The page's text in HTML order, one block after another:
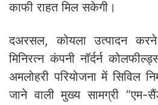
काफी राहत मिल सकेगी।
दअरसल, कोयला उत्पादन
मिनिरत्न कंपनी नॉर्दर्न
अमलोहरी परियोजना में सिविल
जाने वाली मुख्य सामग्री “एम-